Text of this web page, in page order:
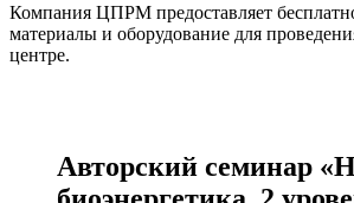
Компания ЦПРМ предоставляет
материалы и оборудование для
центре.
Авторский семинар